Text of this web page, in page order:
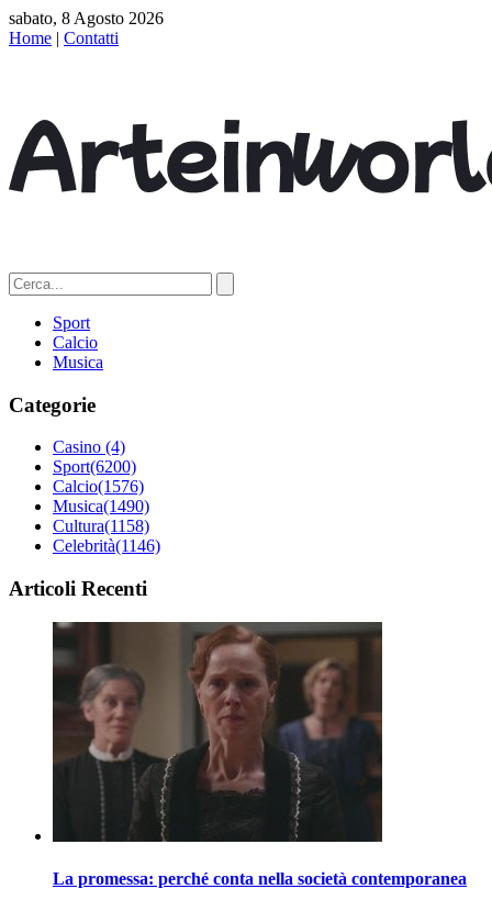
sabato, 8 Agosto 2026
Home | Contatti
Sport
Calcio
Musica
Categorie
Casino (4)
Sport(6200)
Calcio(1576)
Musica(1490)
Cultura(1158)
Celebrità(1146)
Articoli Recenti
La promessa: perché conta nella società contemporanea